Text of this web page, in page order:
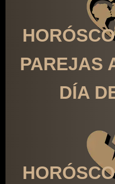
PAREJAS
DÍA